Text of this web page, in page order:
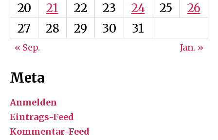
20
21 22 23 24 25
26
27
28 29 30 31
« Sep. Jan. »
Meta
Anmelden
Eintrags-Feed
Kommentar-Feed